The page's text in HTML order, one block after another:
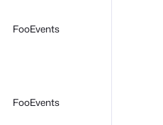
FooEvents
FooEvents